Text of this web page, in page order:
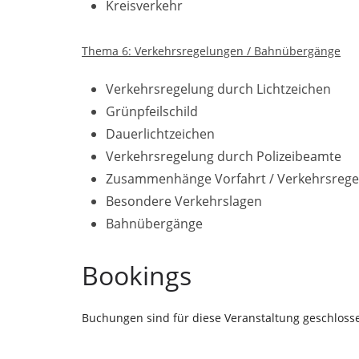
Kreisverkehr
Thema 6: Verkehrsregelungen / Bahnübergänge
Verkehrsregelung durch Lichtzeichen
Grünpfeilschild
Dauerlichtzeichen
Verkehrsregelung durch Polizeibeamte
Zusammenhänge Vorfahrt /
Besondere Verkehrslagen
Bahnübergänge
Bookings
Buchungen sind für diese Veranstaltung